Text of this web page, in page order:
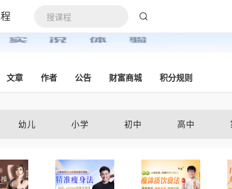
文章 作者 公告 财富商城 积分规则
幼儿 小学 初中 高中